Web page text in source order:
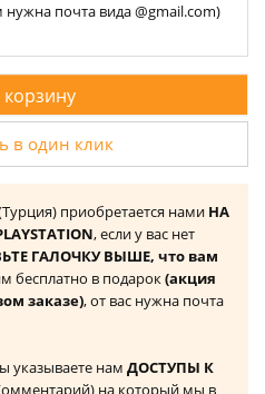
нужна почта вида @gmail.com)
корзину
в один клик
приобретается нами НА
, если у вас нет
ГАЛОЧКУ ВЫШЕ, что вам
бесплатно в подарок(акция
заказе), от вас нужна почта
указываете нам ДОСТУПЫ К